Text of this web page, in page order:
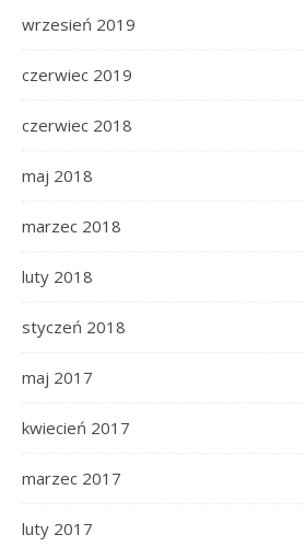
wrzesień 2019
czerwiec 2019
czerwiec 2018
maj 2018
marzec 2018
luty 2018
styczeń 2018
maj 2017
kwiecień 2017
marzec 2017
luty 2017